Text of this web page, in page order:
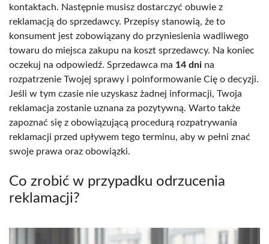
kontaktach. Następnie musisz dostarczyć obuwie z
reklamacją do sprzedawcy. Przepisy stanowią, że to
konsument jest zobowiązany do przyniesienia wadliwego
towaru do miejsca zakupu na koszt sprzedawcy. Na koniec
oczekuj na odpowiedź. Sprzedawca ma 14 dni na
rozpatrzenie Twojej sprawy i poinformowanie Cię o decyzji.
Jeśli w tym czasie nie uzyskasz żadnej informacji, Twoja
reklamacja zostanie uznana za pozytywną. Warto także
zapoznać się z obowiązującą procedurą rozpatrywania
reklamacji przed upływem tego terminu, aby w pełni znać
swoje prawa oraz obowiązki.
Co zrobić w przypadku odrzucenia
reklamacji?